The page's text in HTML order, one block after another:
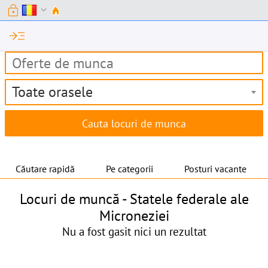
lock expand_more
read_more
Toate orasele
Căutare rapidă Pe categorii Posturi vacante
Locuri de muncă -Statele federale ale
Microneziei
Nu a fost gasit nici un rezultat